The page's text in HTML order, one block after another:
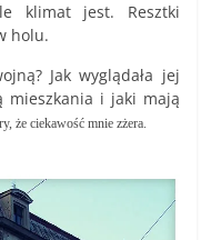
klimat jest. Resztki
holu.
Jak wyglądała jej
mieszkania i jaki mają
że ciekawość mnie zżera.